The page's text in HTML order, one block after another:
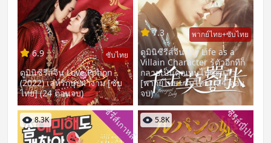
6.9 ซับไทย
ดูมินิซีรีส์จีน Love Potion
(2022) เล่ห์รักบุปผางาม [ซับ
ไทย] (24 ตอนจบ)
7.3 พากย์ไทย+ซับไทย
ดูมินิซีรีส์จีน My Life as a
Villain Character รู้ตัวอีกทีก็
กลายเป็นคุณหนูไปซะแล้ว
[พากย์ไทย+ซับไทย] (24 ตอน
จบ)
8.3K ซีรี่ส์เกาหลี 5.8K ซีรีส์ญี่ปุ่น